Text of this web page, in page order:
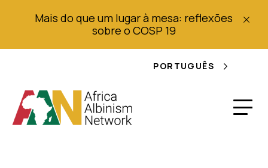
Mais do que um lugar à mesa: reflexões
sobre o COSP 19
PORTUGUÊS